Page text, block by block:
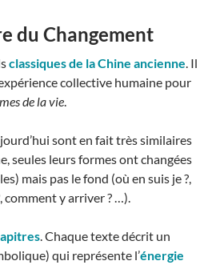
du Changement
classiques de la Chine ancienne. Il
collective humaine pour
de la vie.
sont en fait très similaires
seules leurs formes ont changées
mais pas le fond (où en suis je ?,
comment y arriver ? …).
. Chaque texte décrit un
qui représente l’énergie